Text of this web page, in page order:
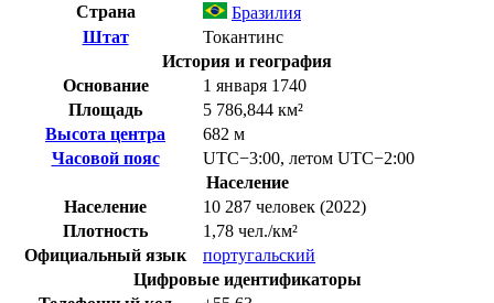
Страна
Бразилия
Штат
Токантинс
История и география
Основание
1 января 1740
Площадь
5 786,844 км²
Высота центра
682 м
Часовой пояс
UTC−3:00, летом UTC−2:00
Население
Население
10 287 человек (2022)
Плотность
1,78 чел./км²
Официальный язык
португальский
Цифровые идентификаторы